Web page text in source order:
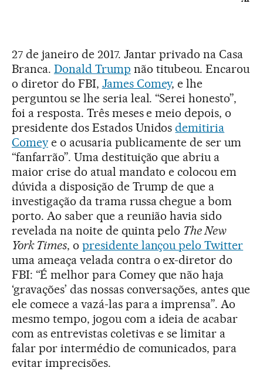
27 de janeiro de 2017. Jantar privado na Casa
Branca. Donald Trump não titubeou. Encarou
o diretor do FBI, James Comey, e lhe
perguntou se lhe seria leal. “Serei honesto”,
foi a resposta. Três meses e meio depois, o
presidente dos Estados Unidosdemitiria
Comeye o acusaria publicamente de ser um
“fanfarrão”. Uma destituição que abriu a
maior crise do atual mandato e colocou em
dúvida a disposição de Trump de que a
investigação da trama russa chegue a bom
porto. Ao saber que a reunião havia sido
revelada na noite de quinta pelo The New
York Times, o presidente lançou pelo Twitter
uma ameaça velada contra o ex-diretor do
FBI: “É melhor para Comey que não haja
‘gravações’ das nossas conversações, antes que
ele comece a vazá-las para a imprensa”. Ao
mesmo tempo, jogou com a ideia de acabar
com as entrevistas coletivas e se limitar a
falar por intermédio de comunicados, para
evitar imprecisões.